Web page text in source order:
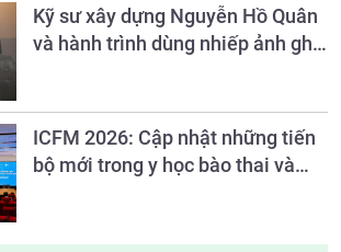
Kỹ sư xây dựng Nguyễn Hồ Quân
và hành trình dùng nhiếp ảnh ghi
ICFM 2026: Cập nhật những tiến
bộ mới trong y học bào thai và